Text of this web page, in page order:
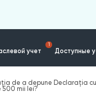
учет
1
Доступные
de a depune Declaraţia
mii lei?